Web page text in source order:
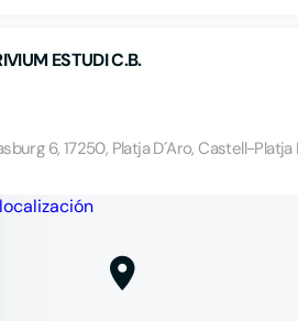
ESTUDI C.B.
6, 17250, Platja D´Aro, Castell-Platja